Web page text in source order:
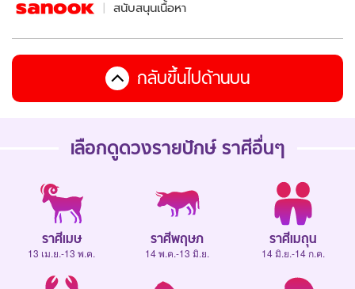
สนับสนุนเนื้อหา
กลับขึ้นไปด้านบน
เลือกดูดวงรายปักษ์ราศีอื่นๆ
ราศีเมษ
13 เม.ย.-13 พ.ค.
ราศีพฤษภ
14 พ.ค.-13 มิ.ย.
ราศีเมถุน
14 มิ.ย.-14 ก.ค.